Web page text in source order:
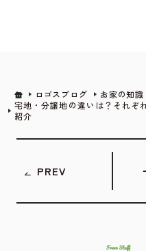
PREV
ロゴスブログ
お家の知識
宅地・分譲地の違いは？それぞ
紹介